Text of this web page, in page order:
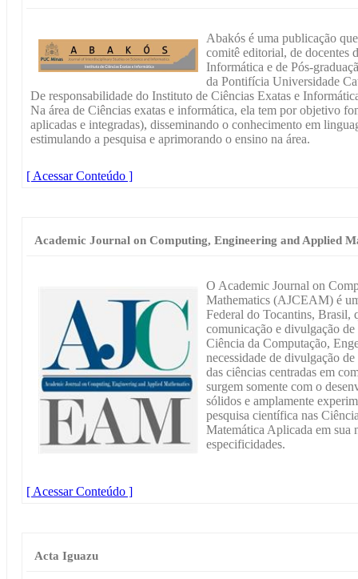
Abakós é uma publicação
comitê editorial, de docentes
Informática e de Pós-
da Pontifícia Universidade
De responsabilidade do Instituto de Ciências Exatas e
Na área de Ciências exatas e informática, ela tem por objetivo
aplicadas e integradas), disseminando o conhecimento em
estimulando a pesquisa e aprimorando o ensino na área.
[ Acessar Conteúdo ]
Academic Journal on Computing, Engineering and Applied
O Academic Journal on
Mathematics (AJCEAM) é
Federal do Tocantins, Brasil,
comunicação e divulgação de
Ciência da Computação,
necessidade de divulgação
das ciências centradas em
surgem somente com o
sólidos e amplamente
pesquisa científica nas
Matemática Aplicada em sua
especificidades.
[ Acessar Conteúdo ]
Acta Iguazu